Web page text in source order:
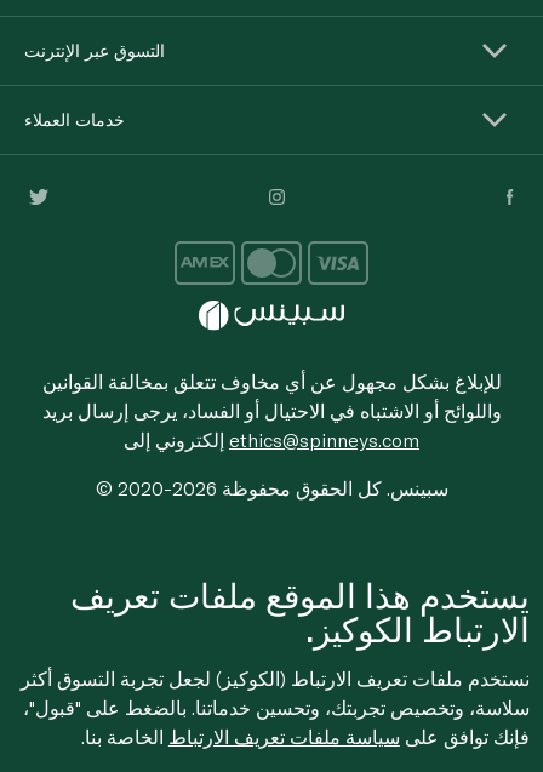
التسوق عبر الإنترنت
خدمات العملاء
للإبلاغ بشكل مجهول عن أي مخاوف تتعلق بمخالفة القوانين
واللوائح أو الاشتباه في الاحتيال أو الفساد، يرجى إرسال بريد
ethics@spinneys.com
© 2020-2026 سبينس. كل الحقوق محفوظة
يستخدم هذا الموقع ملفات تعريف
الارتباط الكوكيز.
نستخدم ملفات تعريف الارتباط (الكوكيز) لجعل تجربة التسوق أكثر
سلاسة، وتخصيص تجربتك، وتحسين خدماتنا. بالضغط على "قبول"،
فإنك توافق على سياسة ملفات تعريف الارتباط الخاصة بنا.